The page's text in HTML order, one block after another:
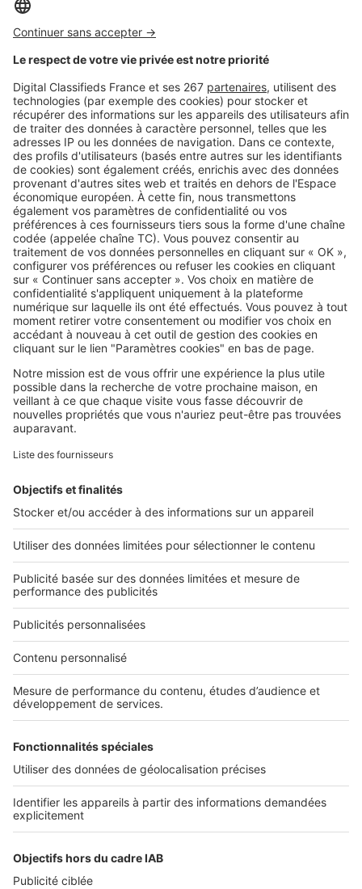
Image
Louer
Vous vivez en HLM ? Attention
avant d'installer une climatisation
Image
Louer
Cette aide peut faire baisser votre
loyer HLM : qui peut vraiment en
profiter ?
SeLoger c'est aussi
Retrouvez-nous sur ...
L'ENTREPRISE
Nous contacter
Nous recrutons
NOS APPLICATIONS
Découvrez nos applications
Tous nos services pro
Accès client
À DÉCOUVRIR
Annuaire des professionnels
Tout l'immobilier
Toutes les villes